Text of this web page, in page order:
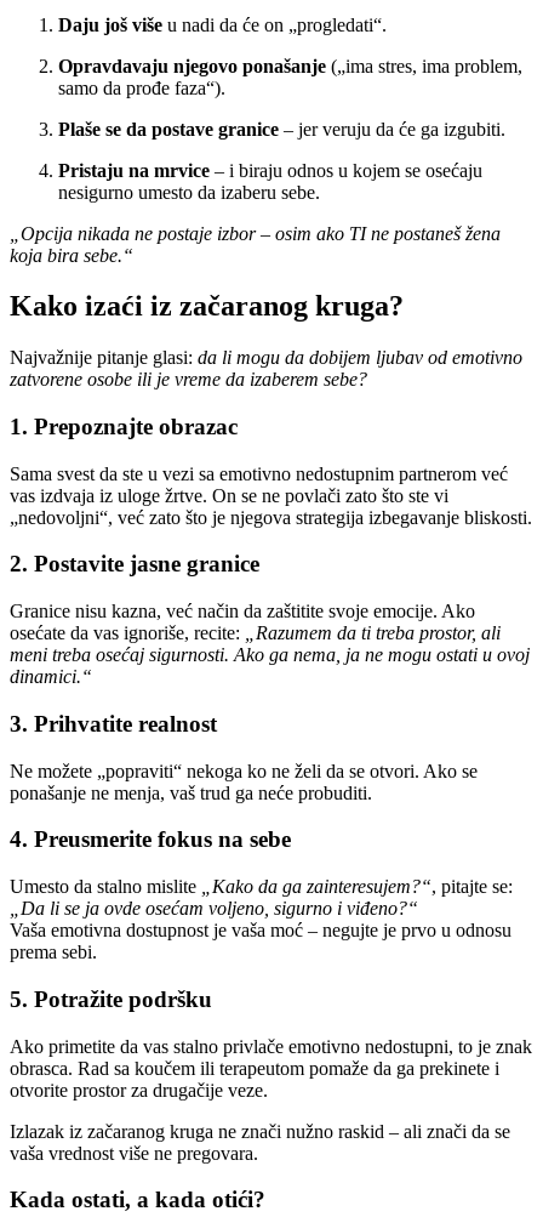
Daju još više u nadi da će on „progledati“.
Opravdavaju njegovo ponašanje („ima stres, ima problem,
samo da prođe faza“).
Plaše se da postave granice – jer veruju da će ga izgubiti.
Pristaju na mrvice – i biraju odnos u kojem se osećaju
nesigurno umesto da izaberu sebe.
„Opcija nikada ne postaje izbor – osim ako TI ne postaneš žena
koja bira sebe.“
Kako izaći iz začaranog kruga?
Najvažnije pitanje glasi: da li mogu da dobijem ljubav od emotivno
zatvorene osobe ili je vreme da izaberem sebe?
1. Prepoznajte obrazac
Sama svest da ste u vezi sa emotivno nedostupnim partnerom već
vas izdvaja iz uloge žrtve. On se ne povlači zato što ste vi
„nedovoljni“, već zato što je njegova strategija izbegavanje bliskosti.
2. Postavite jasne granice
Granice nisu kazna, već način da zaštitite svoje emocije. Ako
osećate da vas ignoriše, recite:
„Razumem da ti treba prostor, ali
meni treba osećaj sigurnosti. Ako ga nema, ja ne mogu ostati u ovoj
dinamici.“
3. Prihvatite realnost
Ne možete „popraviti“ nekoga ko ne želi da se otvori. Ako se
ponašanje ne menja, vaš trud ga neće probuditi.
4. Preusmerite fokus na sebe
Umesto da stalno mislite „Kako da ga zainteresujem?“, pitajte se:
„Da li se ja ovde osećam voljeno, sigurno i viđeno?“
Vaša emotivna dostupnost je vaša moć – negujte je prvo u odnosu
prema sebi.
5. Potražite podršku
Ako primetite da vas stalno privlače emotivno nedostupni, to je znak
obrasca. Rad sa koučem ili terapeutom pomaže da ga prekinete i
otvorite prostor za drugačije veze.
Izlazak iz začaranog kruga ne znači nužno raskid – ali znači da se
vaša vrednost više ne pregovara.
Kada ostati, a kada otići?